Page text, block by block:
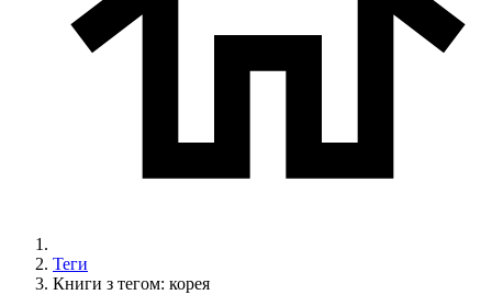
Теги
Книги з тегом: корея